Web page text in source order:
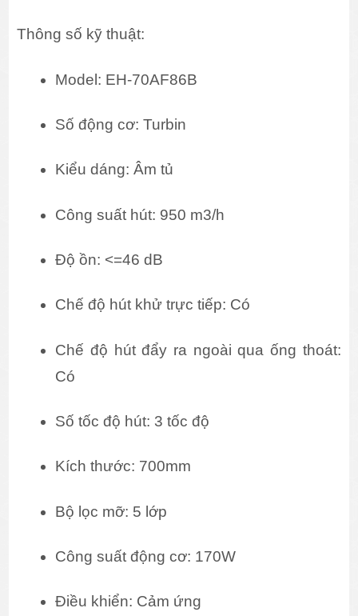
Thông số kỹ thuật:
Model: EH-70AF86B
Số động cơ: Turbin
Kiểu dáng: Âm tủ
Công suất hút: 950 m3/h
Độ ồn: <=46 dB
Chế độ hút khử trực tiếp: Có
Chế độ hút đẩy ra ngoài qua ống thoát:
Có
Số tốc độ hút: 3 tốc độ
Kích thước: 700mm
Bộ lọc mỡ: 5 lớp
Công suất động cơ: 170W
Điều khiển: Cảm ứng